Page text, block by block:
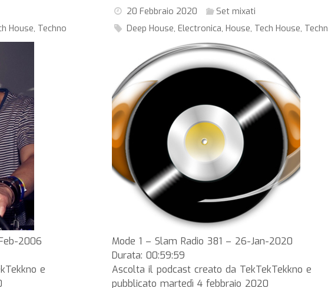
House, Techno
2006
e
20 Febbraio 2020
Set mixati
Deep House, Electronica, House, Tech House,
Mode 1 – Slam Radio 381 – 26-Jan-2020
Durata: 00:59:59
Ascolta il podcast creato da TekTekTekkno e
pubblicato martedì 4 febbraio 2020